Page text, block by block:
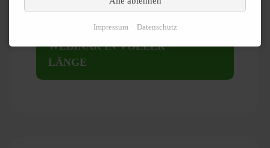
WEBINAR IN VOLLER
LÄNGE
Impressum Datenschutz